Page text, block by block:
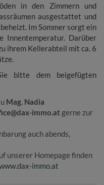
in den Zimmern und
ausgestattet und
Im Sommer sorgt ein
Innentemperatur. Darüber
ihrem Kellerabteil mit ca. 6
bitte dem beigefügten
Mag. Nadia
immo.at gerne zur
auch abends,
unserer Homepage finden
immo.at